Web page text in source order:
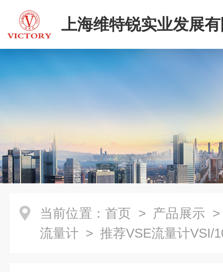
上海维特锐实业发展
当前位置： 首页 > 产品展示
流量计 > 推荐VSE流量计VSI/